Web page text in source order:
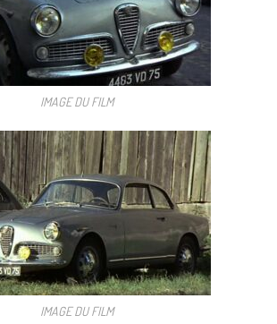
IMAGE DU FILM
IMAGE DU FILM